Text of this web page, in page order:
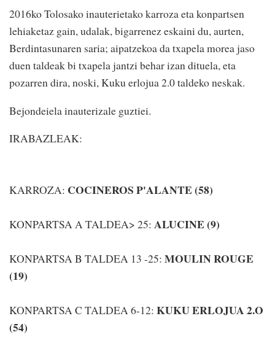
2016ko Tolosako inauterietako karroza eta konpartsen
lehiaketaz gain, udalak, bigarrenez eskaini du, aurten,
Berdintasunaren saria; aipatzekoa da txapela morea jaso
duen taldeak bi txapela jantzi behar izan dituela, eta
pozarren dira, noski, Kuku erlojua 2.0 taldeko neskak.
Bejondeiela inauterizale guztiei.
IRABAZLEAK:
KARROZA: COCINEROS P'ALANTE (58)
KONPARTSA A TALDEA> 25: ALUCINE (9)
KONPARTSA B TALDEA 13 -25: MOULIN ROUGE
(19)
KONPARTSA C TALDEA 6-12: KUKU ERLOJUA 2.O
(54)